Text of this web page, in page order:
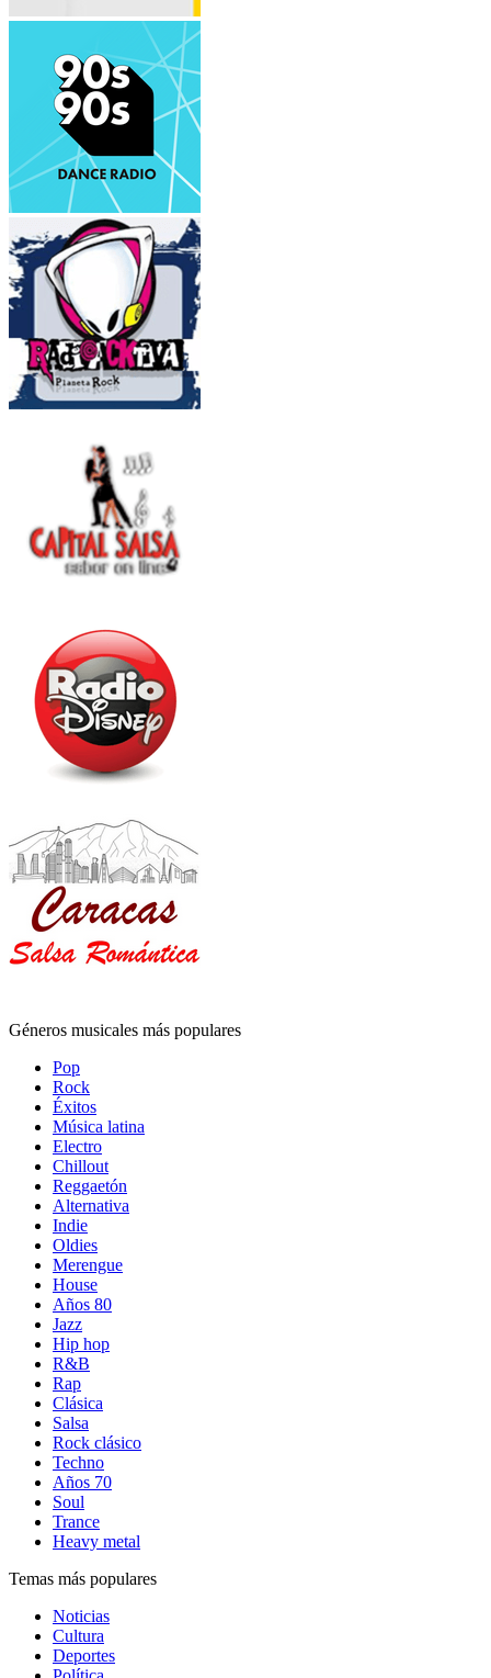
Géneros musicales más populares
Pop
Rock
Éxitos
Música latina
Electro
Chillout
Reggaetón
Alternativa
Indie
Oldies
Merengue
House
Años 80
Jazz
Hip hop
R&B
Rap
Clásica
Salsa
Rock clásico
Techno
Años 70
Soul
Trance
Heavy metal
Temas más populares
Noticias
Cultura
Deportes